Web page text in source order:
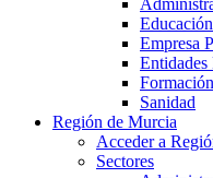
Educación
Empresa
Entidades
Formación
Sanidad
Región de Murcia
Acceder a
Sectores